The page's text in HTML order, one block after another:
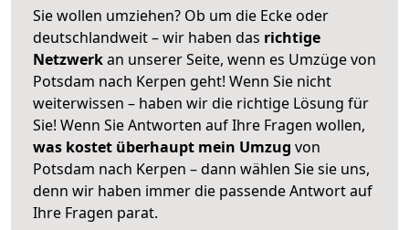
Sie wollen umziehen? Ob um die Ecke oder
deutschlandweit – wir haben das richtige
Netzwerkan unserer Seite, wenn es Umzüge von
Potsdam nach Kerpen geht! Wenn Sie nicht
weiterwissen – haben wir die richtige Lösung für
Sie! Wenn Sie Antworten auf Ihre Fragen wollen,
was kostet überhaupt mein Umzug von
Potsdam nach Kerpen – dann wählen Sie sie uns,
denn wir haben immer die passende Antwort auf
Ihre Fragen parat.